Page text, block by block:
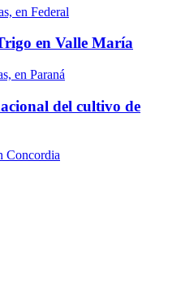
en Federal
en Valle María
en Paraná
del cultivo de
Concordia